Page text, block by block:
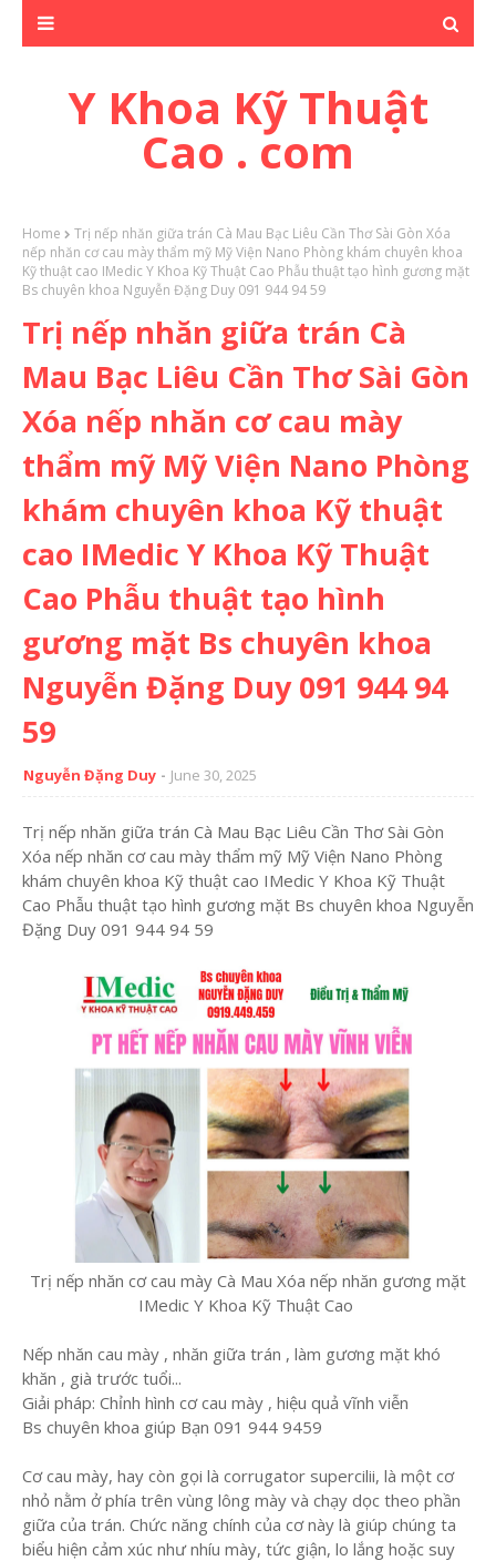
Y Khoa Kỹ Thuật
Cao . com
Home
Trị nếp nhăn giữa trán Cà Mau Bạc Liêu Cần Thơ Sài Gòn Xóa
nếp nhăn cơ cau mày thẩm mỹ Mỹ Viện Nano Phòng khám chuyên khoa
Kỹ thuật cao IMedic Y Khoa Kỹ Thuật Cao Phẫu thuật tạo hình gương mặt
Bs chuyên khoa Nguyễn Đặng Duy 091 944 94 59
Trị nếp nhăn giữa trán Cà
Mau Bạc Liêu Cần Thơ Sài Gòn
Xóa nếp nhăn cơ cau mày
thẩm mỹ Mỹ Viện Nano Phòng
khám chuyên khoa Kỹ thuật
cao IMedic Y Khoa Kỹ Thuật
Cao Phẫu thuật tạo hình
gương mặt Bs chuyên khoa
Nguyễn Đặng Duy 091 944 94
59
Nguyễn Đặng Duy June 30, 2025
Trị nếp nhăn giữa trán Cà Mau Bạc Liêu Cần Thơ Sài Gòn
Xóa nếp nhăn cơ cau mày thẩm mỹ Mỹ Viện Nano Phòng
khám chuyên khoa Kỹ thuật cao IMedic Y Khoa Kỹ Thuật
Cao Phẫu thuật tạo hình gương mặt Bs chuyên khoa Nguyễn
Đặng Duy 091 944 94 59
Trị nếp nhăn cơ cau mày Cà Mau Xóa nếp nhăn gương mặt
IMedic Y Khoa Kỹ Thuật Cao
Nếp nhăn cau mày , nhăn giữa trán , làm gương mặt khó
khăn , già trước tuổi...
Giải pháp: Chỉnh hình cơ cau mày , hiệu quả vĩnh viễn
Bs chuyên khoa giúp Bạn 091 944 9459
Cơ cau mày, hay còn gọi là corrugator supercilii, là một cơ
nhỏ nằm ở phía trên vùng lông mày và chạy dọc theo phần
giữa của trán. Chức năng chính của cơ này là giúp chúng ta
biểu hiện cảm xúc như nhíu mày, tức giận, lo lắng hoặc suy